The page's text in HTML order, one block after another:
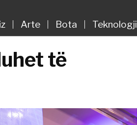
Arte Bota Teknologji
të